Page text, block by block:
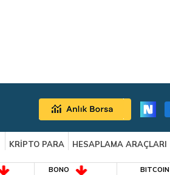
KRİPTO PARA
HESAPLAMA ARAÇLARI
BONO BITCOIN